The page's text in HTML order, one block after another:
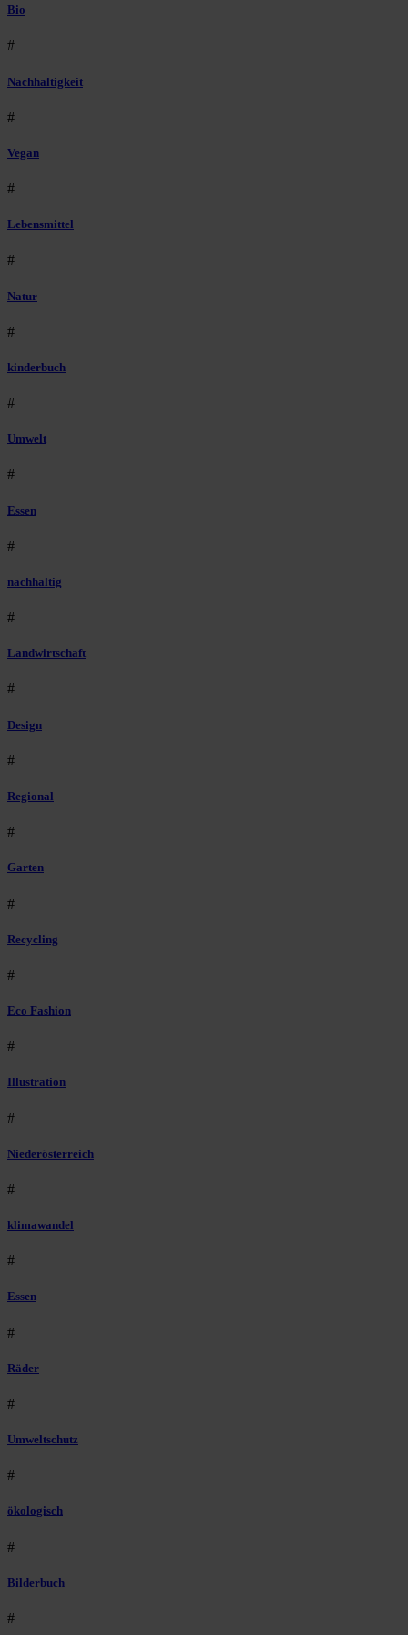
Bio
#
Nachhaltigkeit
#
Vegan
#
Lebensmittel
#
Natur
#
kinderbuch
#
Umwelt
#
Essen
#
nachhaltig
#
Landwirtschaft
#
Design
#
Regional
#
Garten
#
Recycling
#
Eco Fashion
#
Illustration
#
Niederösterreich
#
klimawandel
#
Essen
#
Räder
#
Umweltschutz
#
ökologisch
#
Bilderbuch
#